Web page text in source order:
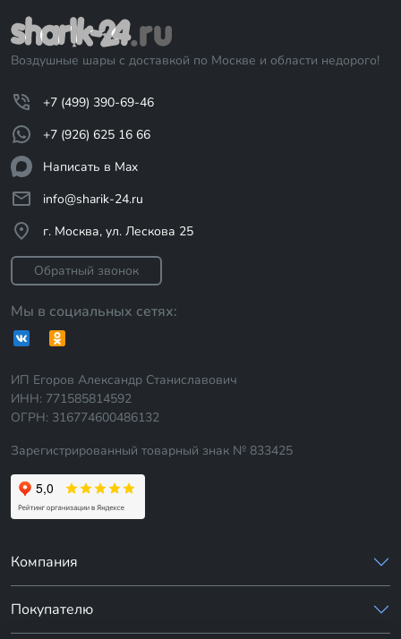
Воздушные шары с доставкой по Москве и области недорого!
+7 (499) 390-69-46
+7 (926) 625 16 66
Написать в Max
info@sharik-24.ru
г. Москва, ул. Лескова 25
Обратный звонок
Мы в социальных сетях:
ИП Егоров Александр Станиславович
ИНН: 771585814592
ОГРН: 316774600486132
Зарегистрированный товарный знак № 833425
Компания
Покупателю